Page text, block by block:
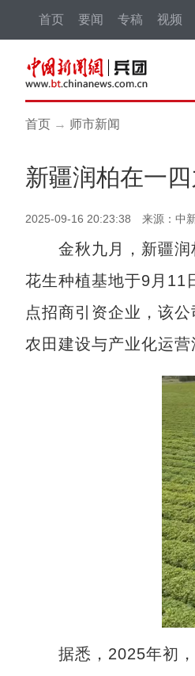
首页 要闻 专稿 视频
首页 → 师市新闻
新疆润柏在一
2025-09-16 20:23:38 来源：中
金秋九月，新疆润
花生种植基地于9月11
点招商引资企业，该
农田建设与产业化运营
据悉，2025年初，